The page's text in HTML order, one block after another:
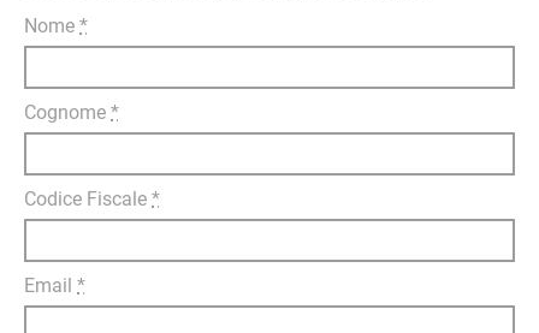
Nome *
Cognome *
Codice Fiscale *
Email *